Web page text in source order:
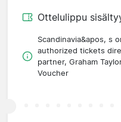
Ottelulippu
Scandinavia&apos, s
authorized tickets
partner, Graham
Voucher